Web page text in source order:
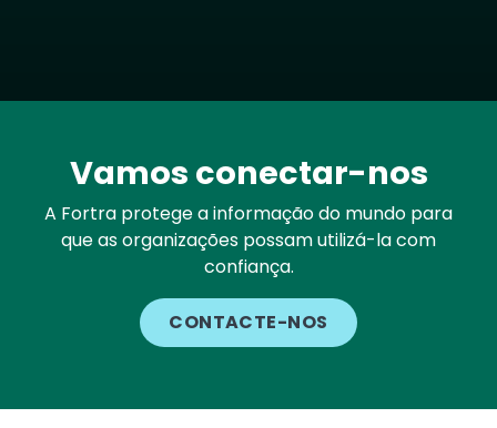
Vamos conectar-nos
A Fortra protege a informação do mundo para
que as organizações possam utilizá-la com
confiança.
CONTACTE-NOS